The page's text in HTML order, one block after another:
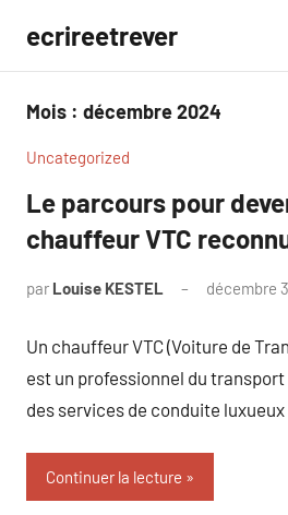
contenu
ecrireetrever
Mois : décembre 2024
Uncategorized
Le parcours pour
chauffeur VTC
par Louise KESTEL décembre
Un chauffeur VTC (Voiture de
est un professionnel du
des services de conduite
Continuer la lecture